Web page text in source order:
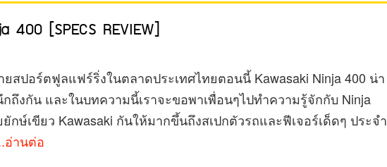
400 [SPECS REVIEW]
สปอร์ตฟูลแฟร์ริ่งในตลาดประเทศไทยตอนนี้ Kawasaki Ninja 400 น่า
ถึงกัน และในบทความนี้เราจะขอพาเพื่อนๆไปทำความรู้จักกับ Ninja
ษ์เขียว Kawasaki กันให้มากขึ้นถึงสเปกตัวรถและฟีเจอร์เด็ดๆ ประจำ
อ่านต่อ